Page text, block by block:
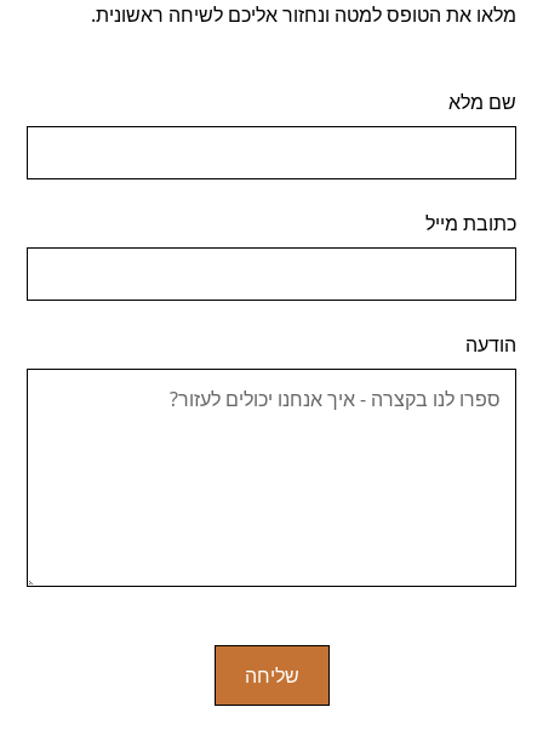
מלאו את הטופס למטה ונחזור אליכם לשיחה ראשונית.
שם מלא
כתובת מייל
הודעה